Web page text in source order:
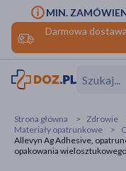
Darmowa
MIN.
Strona główna Zdrowie
Materiały opatrunkowe
Allevyn Ag Adhesive,
opakowania